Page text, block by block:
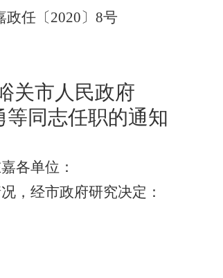
政任〔2020〕 8号
关市人民政府
等同志任职的通知
各单位：
，经市政府研究决定 ：